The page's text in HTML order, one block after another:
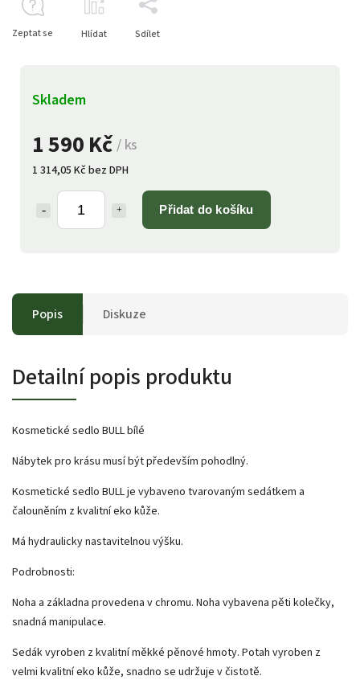
1 590 Kč/ ks
1 314,05 Kč bez DPH
Přidat do košíku
Skladem
Zeptat se Hlídat Sdílet
Popis Diskuze
Detailní popis produktu
Kosmetické sedlo BULL bílé
Nábytek pro krásu musí být především pohodlný.
Kosmetické sedlo BULL je vybaveno tvarovaným sedátkem a
čalouněním z kvalitní eko kůže.
Má hydraulicky nastavitelnou výšku.
Podrobnosti:
Noha a základna provedena v chromu. Noha vybavena pěti kolečky,
snadná manipulace.
Sedák vyroben z kvalitní měkké pěnové hmoty. Potah vyroben z
velmi kvalitní eko kůže, snadno se udržuje v čistotě.